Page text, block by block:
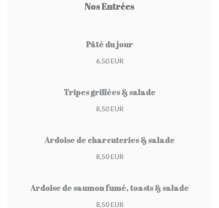
Nos Entrées
Pâté du jour
6,50 EUR
Tripes grillées & salade
8,50 EUR
Ardoise de charcuteries & salade
8,50 EUR
Ardoise de saumon fumé, toasts & salade
8,50 EUR